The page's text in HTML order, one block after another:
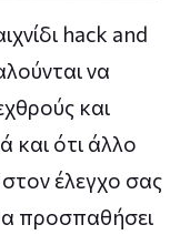
hack and
να
και
και ότι άλλο
έλεγχο σας
προσπαθήσει